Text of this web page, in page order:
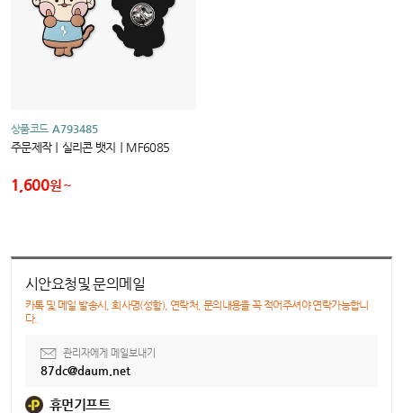
상품코드 A793485
주문제작｜실리콘 뱃지｜MF6085
1,600원
시안요청및 문의메일
카톡 및 메일 발송시, 회사명(성함), 연락처, 문의내용을 꼭 적어주셔야 연락가능합니
다.
관리자에게 메일보내기
87dc@daum.net
휴먼기프트